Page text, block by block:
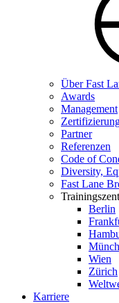
Über Fast
Awards
Management
Partner
Referenzen
Code of
Diversity,
Fast Lane
Berlin
Wien
Zürich
Karriere